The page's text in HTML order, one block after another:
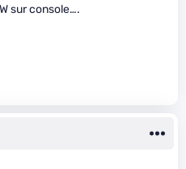
sur console….